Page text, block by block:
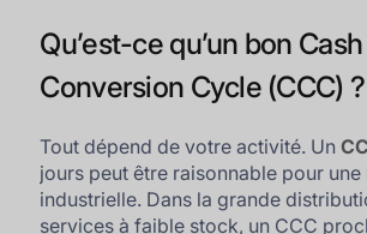
Qu’est-ce qu’un bon Cash
Conversion Cycle (CCC) ?
Tout dépend de votre activité. Un
jours peut être raisonnable pour une
industrielle. Dans la grande
services à faible stock, un CCC